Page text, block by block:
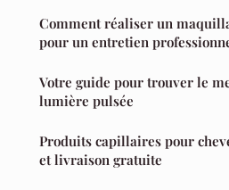
Comment réaliser un
pour un entretien
Votre guide pour trouver le
lumière pulsée
Produits capillaires pour
et livraison gratuite